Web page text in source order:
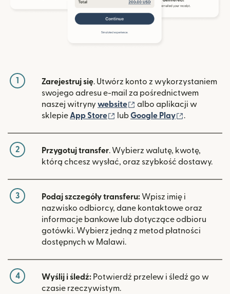
1 Zarejestruj się. Utwórz konto z wykorzystaniem
swojego adresu e-mail za pośrednictwem
naszej witryny website (otwiera się w nowym
albo aplikacji w
sklepie App Store (otwiera się w nowym oknie)
lubGoogle Play .
2 Przygotuj transfer. Wybierz walutę, kwotę,
którą chcesz wysłać, oraz szybkość dostawy.
3 Podaj szczegóły transferu: Wpisz imię i
nazwisko odbiorcy, dane kontaktowe oraz
informacje bankowe lub dotyczące odbioru
gotówki. Wybierz jedną z metod płatności
dostępnych w Malawi.
4 Wyślij i śledź: Potwierdź przelew i śledź go w
czasie rzeczywistym.